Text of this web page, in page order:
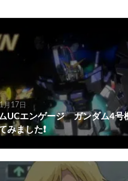
月17日
UCエンゲージ ガンダム4号
みました❗